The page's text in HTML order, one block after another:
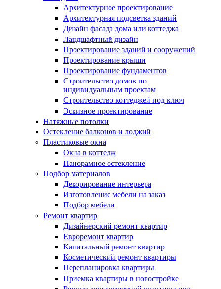
Архитектурное проектирование
Архитектурная подсветка зданий
Дизайн фасада дома или коттеджа
Ландшафтный дизайн
Проектирование зданий и сооружений
Проектирование крыши
Проектирование фундаментов
Строительство домов по
индивидуальным проектам
Строительство коттеджей под ключ
Эскизное проектирование
Натяжные потолки
Остекление балконов и лоджий
Пластиковые окна
Окна в коттедж
Панорамное остекление
Подбор материалов
Декорирование интерьера
Изготовление мебели на заказ
Подбор мебели
Ремонт квартир
Дизайнерский ремонт квартир
Евроремонт квартир
Капитальный ремонт квартир
Косметический ремонт квартиры
Перепланировка квартиры
Приемка квартиры в новостройке